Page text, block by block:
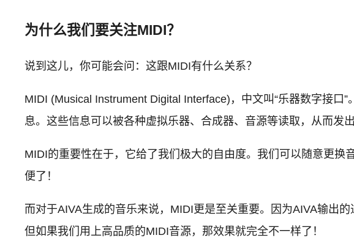
为什么我们要关注MIDI？
说到这儿，你可能会问：这跟MIDI有什么关系？
MIDI (Musical Instrument Digital Interface)，中文叫“乐器数字接口
息。这些信息可以被各种虚拟乐器、合成器、音源等读取，从而发出
MIDI的重要性在于，它给了我们极大的自由度。我们可以随意更
便了！
而对于AIVA生成的音乐来说，MIDI更是至关重要。因为AIVA输出
但如果我们用上高品质的MIDI音源，那效果就完全不一样了！